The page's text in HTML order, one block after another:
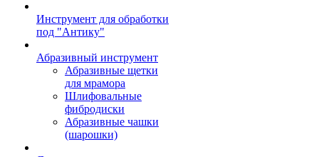
Инструмент для обработки
под "Антику"
Абразивный инструмент
Абразивные щетки
для мрамора
Шлифовальные
фибродиски
Абразивные чашки
(шарошки)